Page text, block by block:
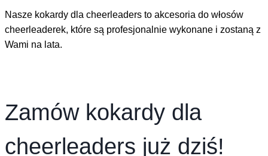
Nasze kokardy dla cheerleaders to akcesoria do włosów
cheerleaderek, które są profesjonalnie wykonane i zostaną z
Wami na lata.
Zamów kokardy dla
cheerleaders już dziś!